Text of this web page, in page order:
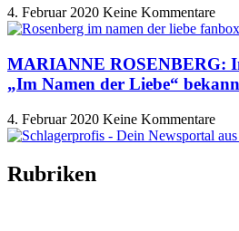
4. Februar 2020 Keine Kommentare
MARIANNE ROSENBERG:
„Im Namen der Liebe“
4. Februar 2020 Keine Kommentare
Rubriken